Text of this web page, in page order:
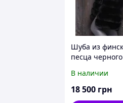
Шуба из
песца
В наличии
18 500 грн